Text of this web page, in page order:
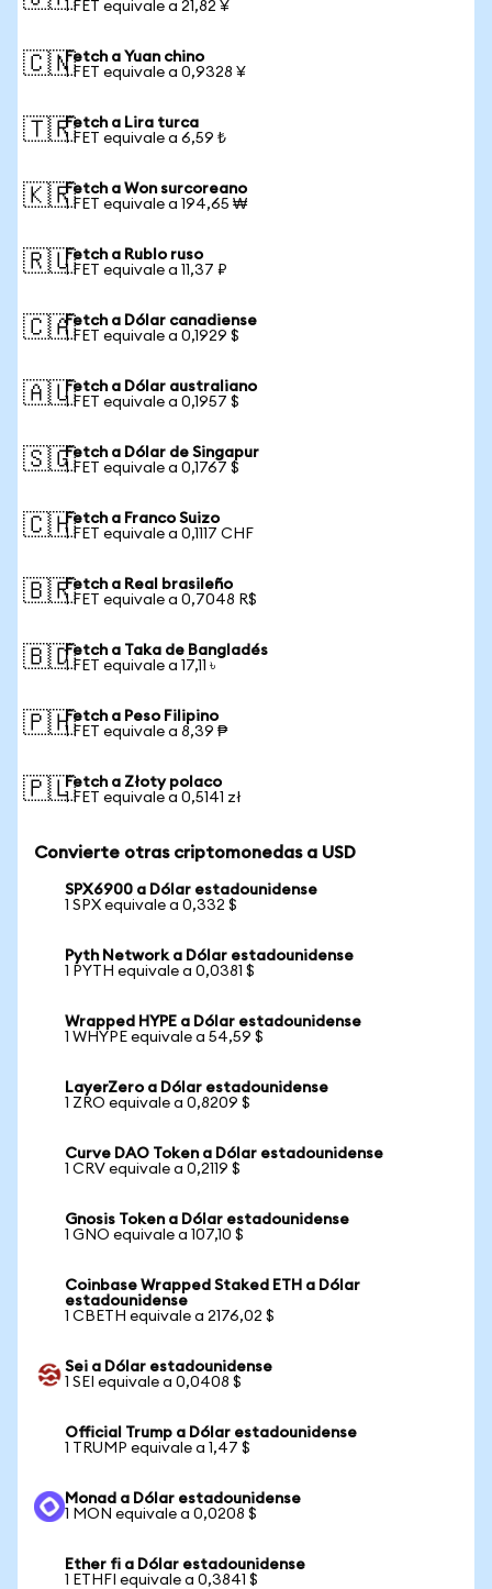
1 FET equivale a 21,82 ¥
🇨🇳Fetch a Yuan chino
1 FET equivale a 0,9328 ¥
🇹🇷Fetch a Lira turca
1 FET equivale a 6,59 ₺
🇰🇷Fetch a Won surcoreano
1 FET equivale a 194,65 ₩
🇷🇺Fetch a Rublo ruso
1 FET equivale a 11,37 ₽
🇨🇦Fetch a Dólar canadiense
1 FET equivale a 0,1929 $
🇦🇺Fetch a Dólar australiano
1 FET equivale a 0,1957 $
🇸🇬Fetch a Dólar de Singapur
1 FET equivale a 0,1767 $
🇨🇭Fetch a Franco Suizo
1 FET equivale a 0,1117 CHF
🇧🇷Fetch a Real brasileño
1 FET equivale a 0,7048 R$
🇧🇩Fetch a Taka de Bangladés
1 FET equivale a 17,11 ৳
🇵🇭Fetch a Peso Filipino
1 FET equivale a 8,39 ₱
🇵🇱Fetch a Złoty polaco
1 FET equivale a 0,5141 zł
Convierte otras criptomonedas a USD
SPX6900 a Dólar estadounidense
1 SPX equivale a 0,332 $
Pyth Network a Dólar estadounidense
1 PYTH equivale a 0,0381 $
Wrapped HYPE a Dólar estadounidense
1 WHYPE equivale a 54,59 $
LayerZero a Dólar estadounidense
1 ZRO equivale a 0,8209 $
Curve DAO Token a Dólar estadounidense
1 CRV equivale a 0,2119 $
Gnosis Token a Dólar estadounidense
1 GNO equivale a 107,10 $
Coinbase Wrapped Staked ETH a Dólar
estadounidense
1 CBETH equivale a 2176,02 $
Sei a Dólar estadounidense
1 SEI equivale a 0,0408 $
Official Trump a Dólar estadounidense
1 TRUMP equivale a 1,47 $
Monad a Dólar estadounidense
1 MON equivale a 0,0208 $
Ether fi a Dólar estadounidense
1 ETHFI equivale a 0,3841 $